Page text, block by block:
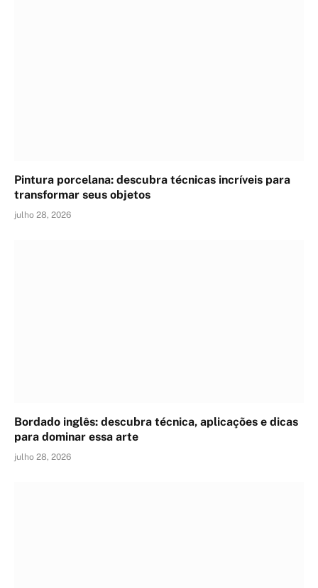
Pintura porcelana: descubra técnicas incríveis para
transformar seus objetos
julho 28, 2026
Bordado inglês: descubra técnica, aplicações e dicas
para dominar essa arte
julho 28, 2026